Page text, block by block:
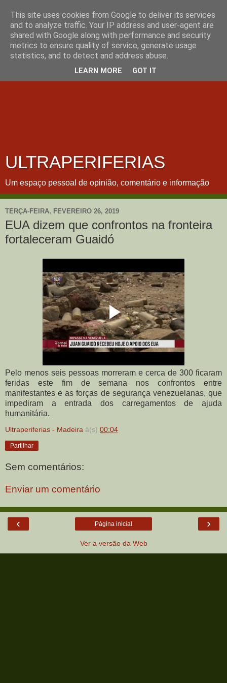
ULTRAPERIFERIAS
Um espaço pessoal de opinião, comentário e informação
TERÇA-FEIRA, FEVEREIRO 26, 2019
EUA dizem que confrontos na fronteira
fortaleceram Guaidó
Pelo menos seis pessoas morreram e cerca de 300 ficaram
feridas este fim de semana nos confrontos entre
manifestantes e as forças de segurança venezuelanas, que
impediram a entrada dos carregamentos de ajuda
humanitária.
Ultraperiferias - Madeira à(s) 00:04
Partilhar
Sem comentários:
Enviar um comentário
‹ ›
Página inicial
Ver a versão da Web
This site uses cookies from Google to deliver its services
and to analyze traffic. Your IP address and user-agent are
shared with Google along with performance and security
metrics to ensure quality of service, generate usage
statistics, and to detect and address abuse.
LEARN MORE GOT IT